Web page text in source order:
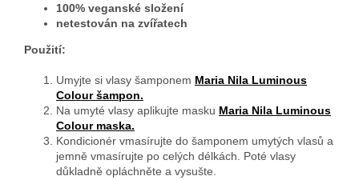
100% veganské složení
netestován na zvířatech
Použití:
Umyjte si vlasy šamponem Maria Nila Luminous
Colour šampon.
Na umyté vlasy aplikujte masku Maria Nila Luminous
Colour maska.
Kondicionér vmasírujte do šamponem umytých vlasů a
jemně vmasírujte po celých délkách. Poté vlasy
důkladně opláchněte a vysušte.